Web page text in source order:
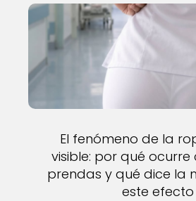
El fenómeno de la
visible: por qué ocurre
prendas y qué dice la
este efecto